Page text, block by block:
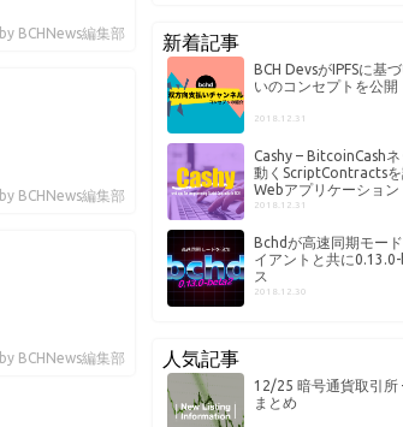
by BCHNews編集部
by BCHNews編集部
by BCHNews編集部
新着記事
BCH DevsがIPFSに基
いのコンセプトを公開
2018.12.31
Cashy – BitcoinCash
動くScriptContracts
Webアプリケーション
2018.12.31
Bchdが高速同期モー
イアントと共に
ス
2018.12.30
人気記事
12/25 暗号通貨取引所
まとめ